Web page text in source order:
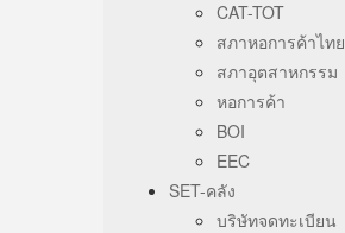
CAT-TOT
สภาหอการค้าไทย
สภาอุตสาหกรรม
หอการค้า
BOI
EEC
SET-คลัง
บริษัทจดทะเบียน